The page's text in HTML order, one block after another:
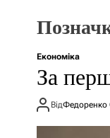
Економіка
За
ВідФедоренко